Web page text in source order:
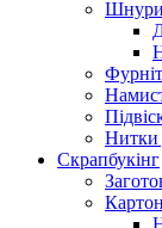
Нитки
Скрапбукінг